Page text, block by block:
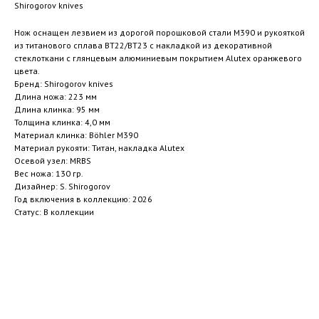
Shirogorov knives
Нож оснащен лезвием из дорогой порошковой стали М390 и рукояткой
из титанового сплава ВТ22/ВТ23 с накладкой из декоративной
стеклоткани с глянцевым алюминиевым покрытием Alutex оранжевого
цвета.
Бренд: Shirogorov knives
Длина ножа: 223 мм
Длина клинка: 95 мм
Толщина клинка: 4,0 мм
Материал клинка: Böhler M390
Материал рукояти: Титан, накладка Alutex
Осевой узел: MRBS
Вес ножа: 130 гр.
Дизайнер: S. Shirogorov
Год включения в коллекцию: 2026
Статус: В коллекции